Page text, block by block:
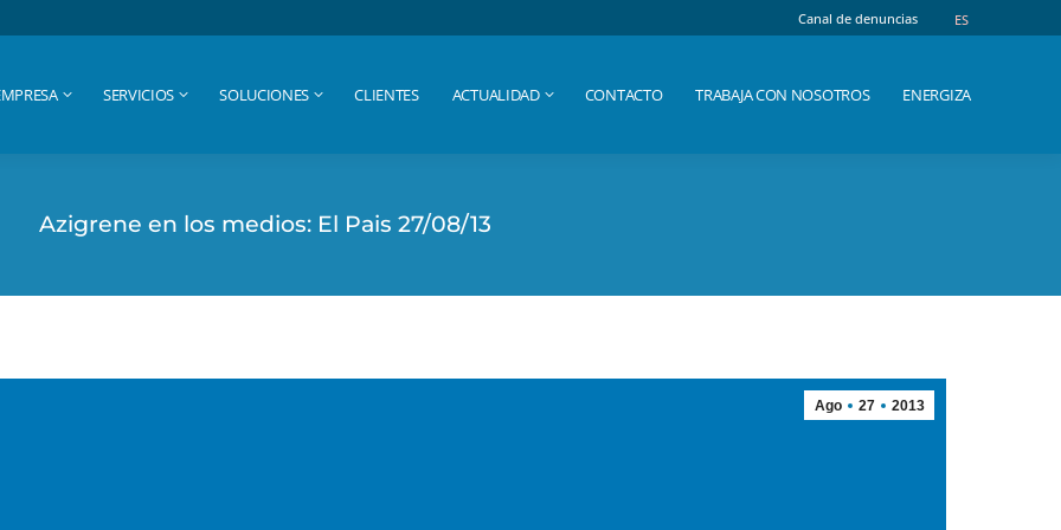
Canal de denuncias ES
SERVICIOS SOLUCIONES CLIENTES ACTUALIDAD CONTACTO TRABAJA CON NOSOTROS ENERGIZA
Azigrene en los medios: El Pais 27/08/13
Ago 27 2013
Canal de denuncias ES